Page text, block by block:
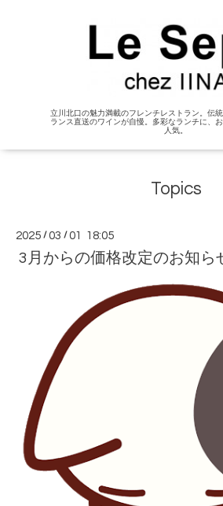
立川北口の魅力満載のフレンチレストラン。伝
ランス直送のワインが自慢。多彩なランチに、
人気。
Topics
2025 /03 /01 18:05
3月からの価格改定のお知ら